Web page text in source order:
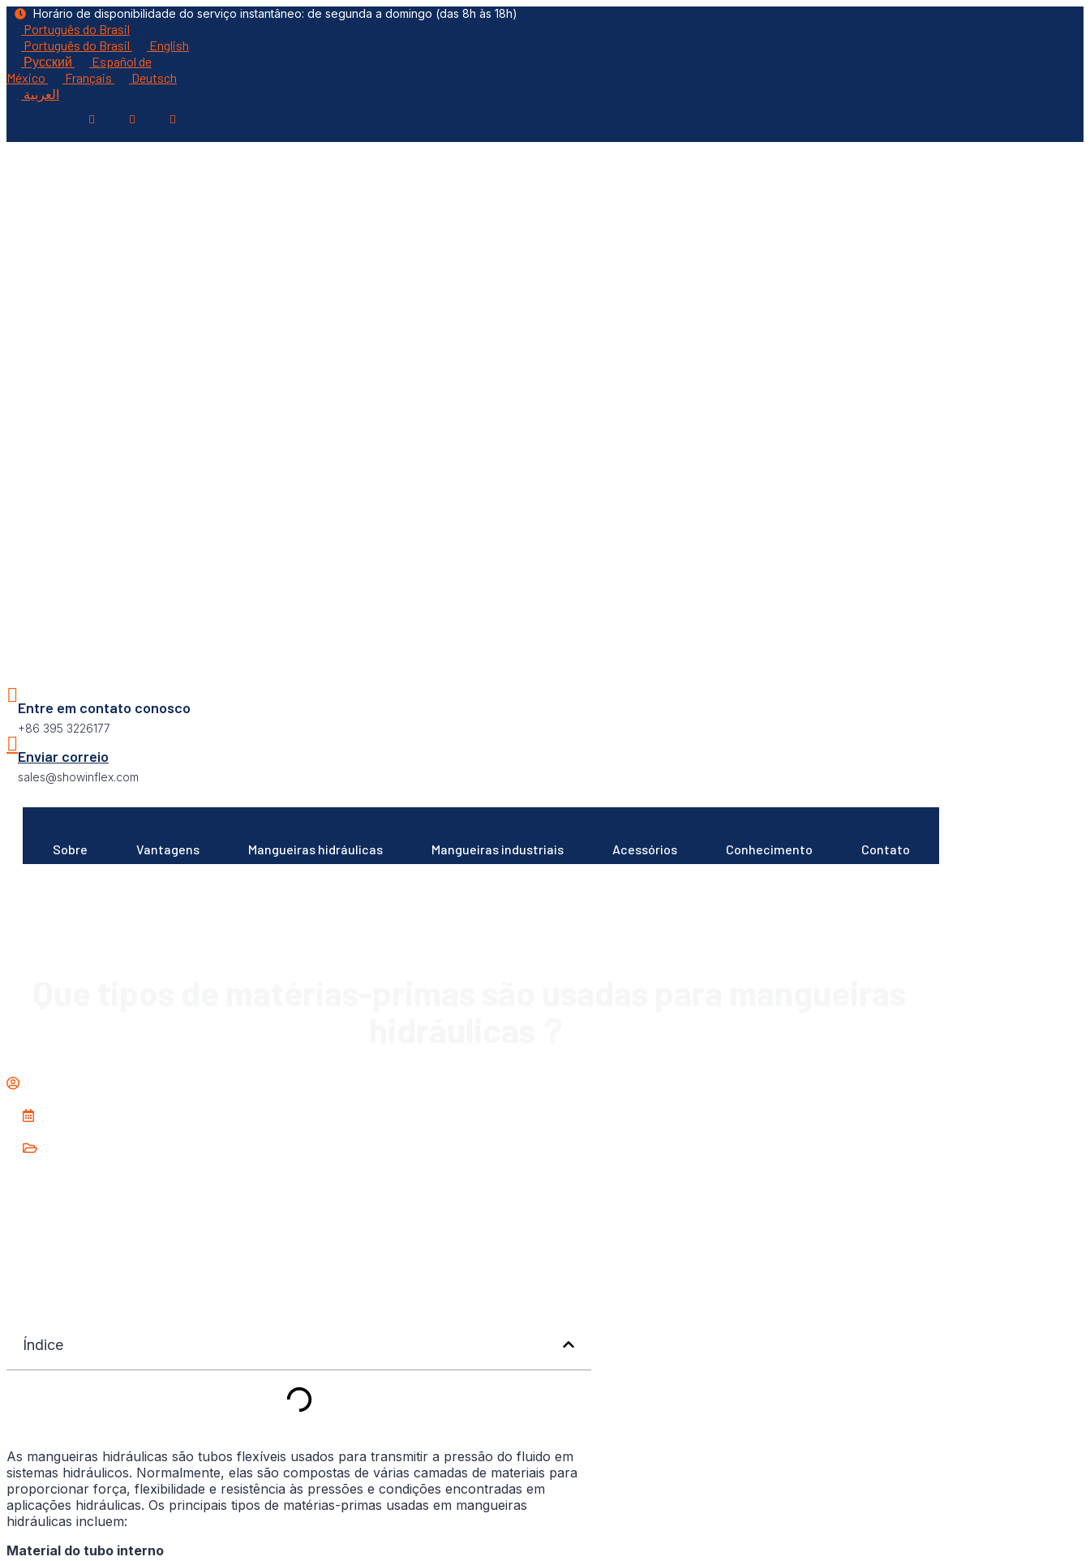
para
conteúdo
Horário de disponibilidade do serviço instantâneo: de segunda a domingo (das 8h às 18h)
Português do Brasil
Português do Brasil
English
Русский
Español de
México
Français
Deutsch
العربية
Entre em contato conosco
+86 395 3226177
Enviar correio
sales@showinflex.com
Sobre Vantagens Mangueiras hidráulicas Mangueiras industriais Acessórios Conhecimento Contato
Índice
As mangueiras hidráulicas são tubos flexíveis usados para transmitir a pressão do fluido em
sistemas hidráulicos. Normalmente, elas são compostas de várias camadas de materiais para
proporcionar força, flexibilidade e resistência às pressões e condições encontradas em
aplicações hidráulicas. Os principais tipos de matérias-primas usadas em mangueiras
hidráulicas incluem:
Material do tubo interno